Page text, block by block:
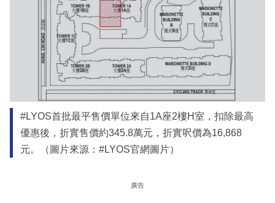
#LYOS首批最平售價單位來自1A座2樓H室，扣除最高
優惠後，折實售價約345.8萬元，折實呎價為16,868
元。（圖片來源：#LYOS官網圖片）
廣告